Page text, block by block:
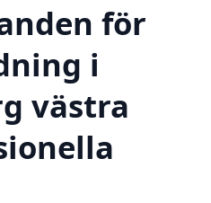
för
i
västra